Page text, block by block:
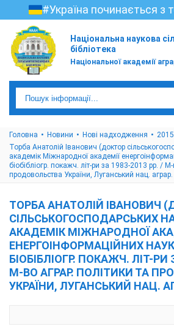
#Україна починається з
Національна наукова
бібліотека
Національної академії
Головна Новини Нові надходження 2015
Торба Анатолій Іванович (доктор
академік Міжнародної академії
біобібліогр. покажч. літ-ри за 1983-2013 рр. /
продовольства України, Луганський нац. аграр.
ТОРБА АНАТОЛІЙ ІВАНОВИЧ
СІЛЬСЬКОГОСПОДАРСЬКИХ
АКАДЕМІК МІЖНАРОДНОЇ
ЕНЕРГОІНФОРМАЦІЙНИХ
БІОБІБЛІОГР. ПОКАЖЧ. ЛІТ-РИ
М-ВО АГРАР. ПОЛІТИКИ ТА
УКРАЇНИ, ЛУГАНСЬКИЙ НАЦ.